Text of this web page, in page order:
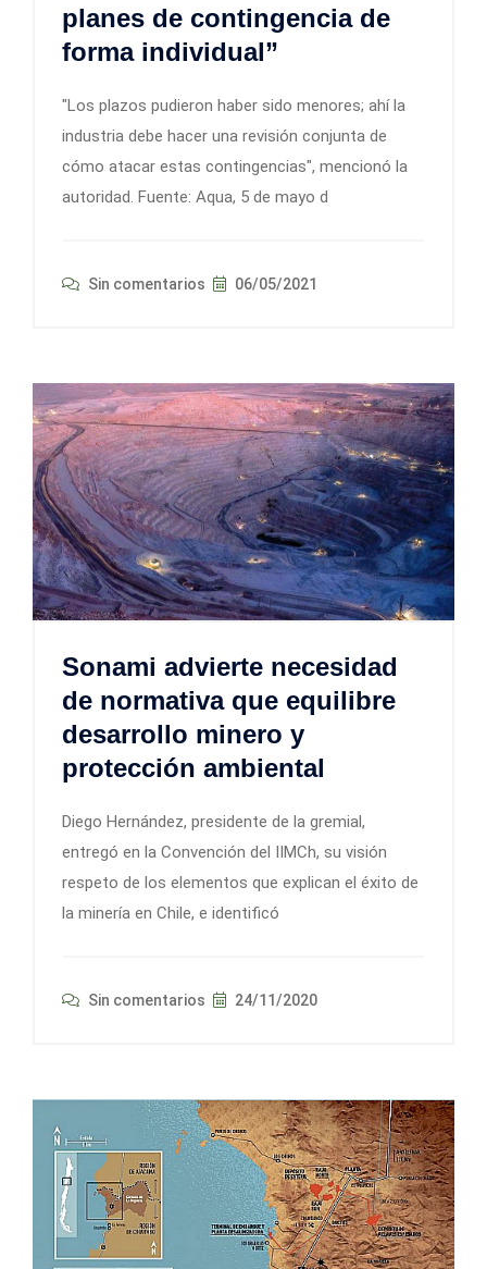
planes de contingencia de
forma individual”
"Los plazos pudieron haber sido menores; ahí la
industria debe hacer una revisión conjunta de
cómo atacar estas contingencias", mencionó la
autoridad. Fuente: Aqua, 5 de mayo d
Sin comentarios 06/05/2021
Sonami advierte necesidad
de normativa que equilibre
desarrollo minero y
protección ambiental
Diego Hernández, presidente de la gremial,
entregó en la Convención del IIMCh, su visión
respeto de los elementos que explican el éxito de
la minería en Chile, e identificó
Sin comentarios 24/11/2020